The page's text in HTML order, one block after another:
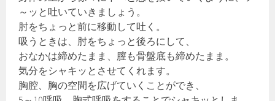
～ッと吐いていきましょう。
肘をちょっと前に移動して吐く。
吸うときは、肘をちょっと後ろにして、
おなかは締めたまま、膣も骨盤底も締めたまま。
気分をシャキッとさせてくれます。
胸腔、胸の空間を広げていくことができ、